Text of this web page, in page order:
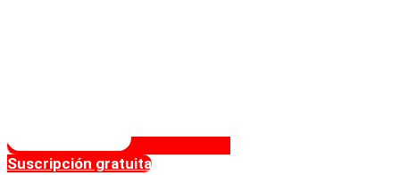
Suscripción gratuita